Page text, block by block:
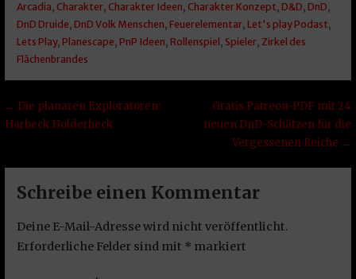
Arcadia, Charakter, Charakter Ideen, Charakter Konzept, D&D, DnD,
DnD Druide, DnD Volk Menschen, Feuerelementar, Let's play Podast,
Lets Play, Planescape, PnP Ideen, Rollenspiel , Spieler, Zirkel des
Flächenbrandes
Beitragsnavigation
← Die planaren Exploratoren:
Harbeck Holderheck
Gratis Patreon-PDF mit 24
neuen DnD-Schätzen für die
Vergessenen Reiche →
Schreibe einen Kommentar
Deine E-Mail-Adresse wird nicht veröffentlicht.
Erforderliche Felder sind mit * markiert